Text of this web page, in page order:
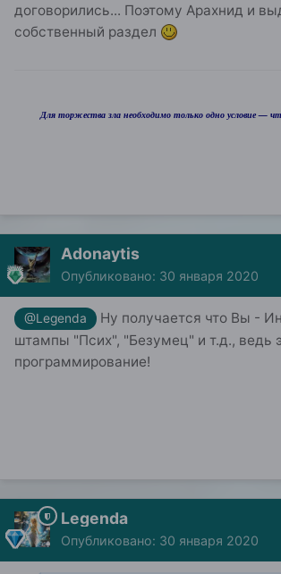
договорились... Поэтому Арахнид и
собственный раздел
Для торжества зла необходимо только одно условие —
Adonaytis
Опубликовано: 30 января 2020
@Legenda
Ну получается что Вы -
штампы "Псих", "Безумец" и т.д., ведь
программирование!
Legenda
Опубликовано: 30 января 2020